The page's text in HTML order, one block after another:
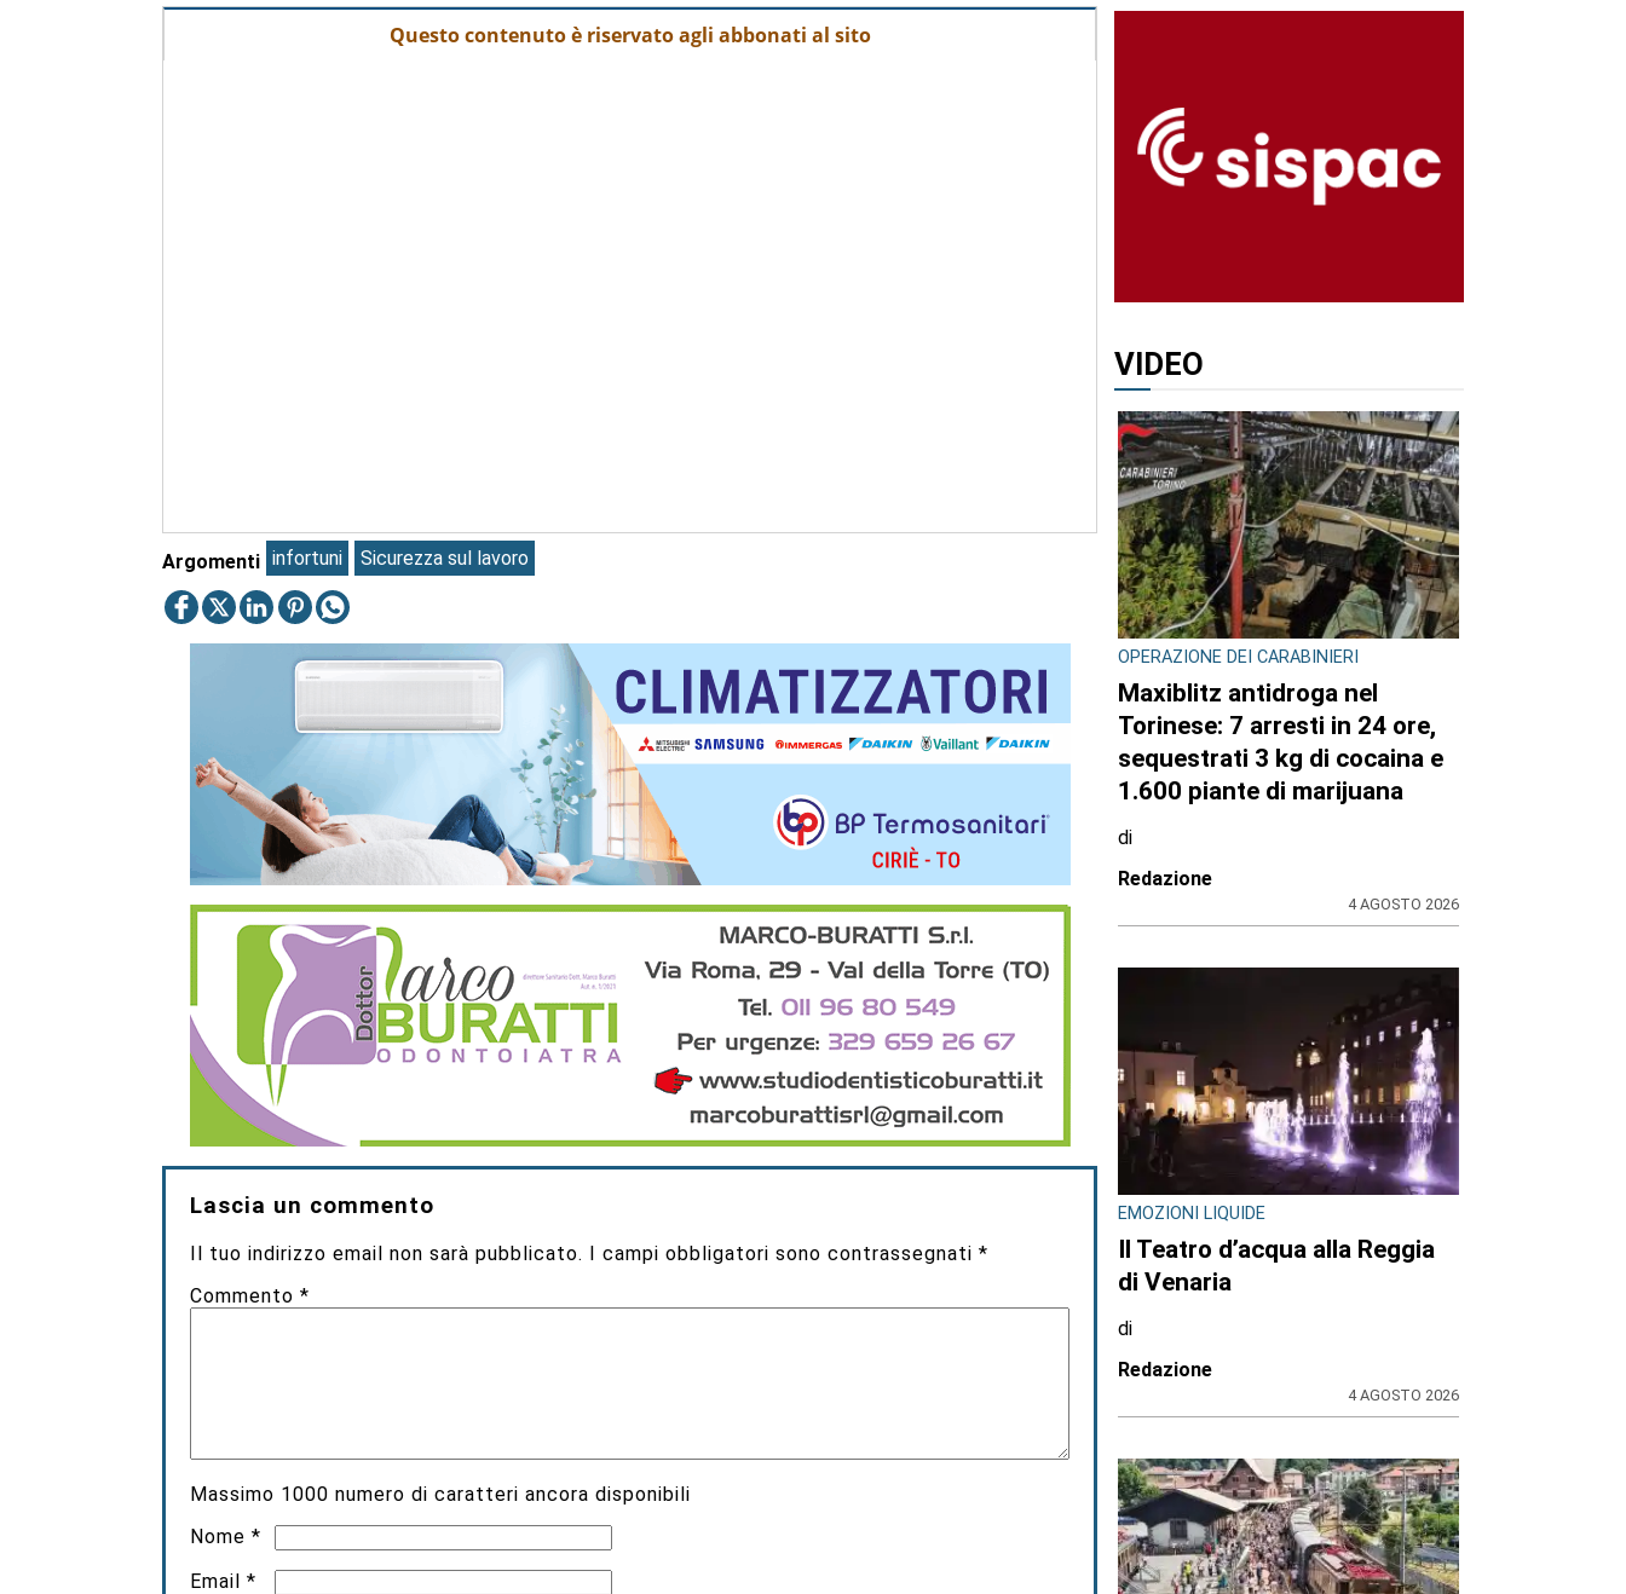
Questo contenuto è riservato agli abbonati al sito
Argomenti infortuni Sicurezza sul lavoro
Lascia un commento
Il tuo indirizzo email non sarà pubblicato. I campi obbligatori sono contrassegnati*
Commento*
Massimo 1000 numero di caratteri ancora disponibili
Nome*
Email*
VIDEO
OPERAZIONE DEI CARABINIERI
Maxiblitz antidroga nel
Torinese: 7 arresti in 24 ore,
sequestrati 3 kg di cocaina e
1.600 piante di marijuana
di
Redazione
4 AGOSTO 2026
EMOZIONI LIQUIDE
Il Teatro d’acqua alla Reggia
di Venaria
di
Redazione
4 AGOSTO 2026